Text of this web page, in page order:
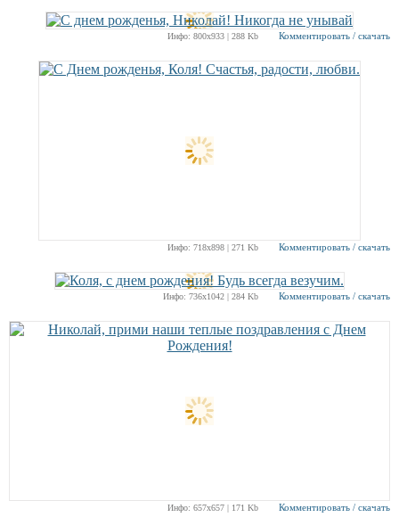
Инфо: 800х933 | 288 Kb Комментировать / скачать
Инфо: 718х898 | 271 Kb Комментировать / скачать
Инфо: 736х1042 | 284 Kb Комментировать / скачать
Инфо: 657х657 | 171 Kb Комментировать / скачать